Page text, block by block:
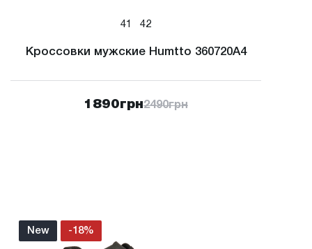
41 42
Кроссовки мужские Humtto 360720A4
1890грн2490грн
New -18%